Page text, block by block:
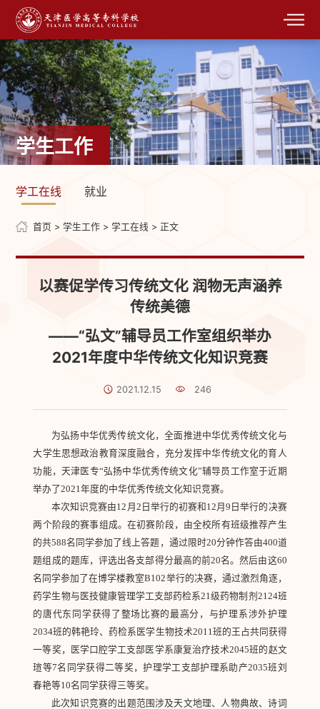
学生工作
学工在线 就业
首页 >学生工作 >学工在线 > 正文
以赛促学传习传统文化 润物无声涵养
传统美德
——“弘文”辅导员工作室组织举办
2021年度中华传统文化知识竞赛
2021.12.15 246
为弘扬中华优秀传统文化，全面推进中华优秀传统文化与
大学生思想政治教育深度融合，充分发挥中华传统文化的育人
功能，天津医专“弘扬中华优秀传统文化”辅导员工作室于近期
举办了2021年度的中华优秀传统文化知识竞赛。
本次知识竞赛由12月2日举行的初赛和12月9日举行的决赛
两个阶段的赛事组成。在初赛阶段，由全校所有班级推荐产生
的共588名同学参加了线上答题，通过限时20分钟作答由400道
题组成的题库，评选出各支部得分最高的前20名。然后由这60
名同学参加了在博学楼教室B102举行的决赛，通过激烈角逐，
药学生物与医技健康管理学工支部药检系21级药物制剂2124班
的唐代东同学获得了整场比赛的最高分，与护理系涉外护理
2034班的韩艳玲、药检系医学生物技术2011班的王占共同获得
一等奖，医学口腔学工支部医学系康复治疗技术2045班的赵文
瑄等7名同学获得二等奖，护理学工支部护理系助产2035班刘
春艳等10名同学获得三等奖。
此次知识竞赛的出题范围涉及天文地理、人物典故、诗词